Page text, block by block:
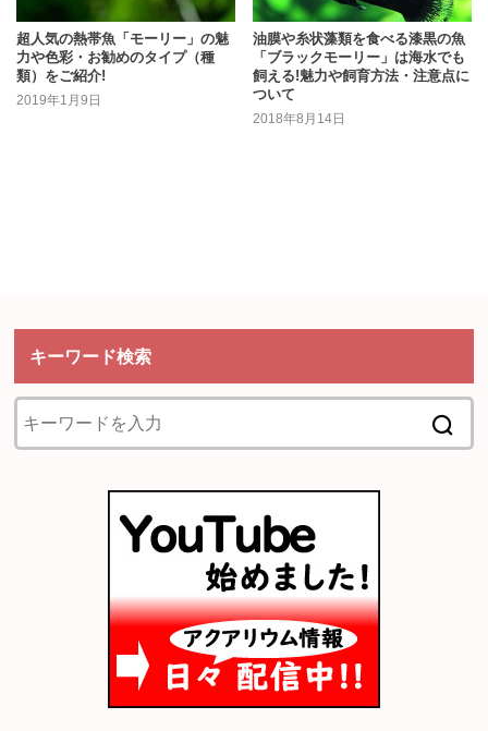
超人気の熱帯魚「モーリー」の魅
力や色彩・お勧めのタイプ（種
類）をご紹介!
2019年1月9日
油膜や糸状藻類を食べる漆黒の魚
「ブラックモーリー」は海水でも
飼える!魅力や飼育方法・注意点に
ついて
2018年8月14日
キーワード検索